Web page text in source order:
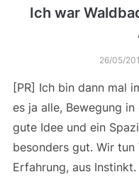
Ich war
26/05/
[PR] Ich bin dann mal
es ja alle, Bewegung
gute Idee und ein
besonders gut. Wir
Erfahrung, aus